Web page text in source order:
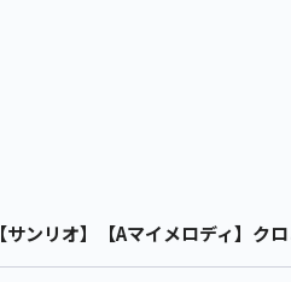
【サンリオ】【Aマイメロディ】ク